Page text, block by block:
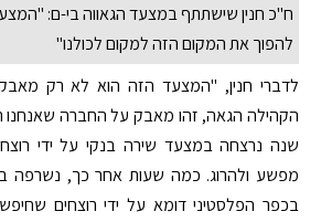
ח"כ חנין שישתתף במצעד הגאווה בי-ם:
להפוך את המקום הזה למקום לכולנו"
לדברי חנין, "המצעד הזה הוא לא רק מאבק
הקהילה הגאה, זהו מאבק על החברה שאנחנו
שנה נרצחה במצעד שירה בנקי על ידי
מפשע ולהרוג. כמה שעות אחר כך, נשרפה
בכפר הפלסטיני דומא על ידי רוצחים